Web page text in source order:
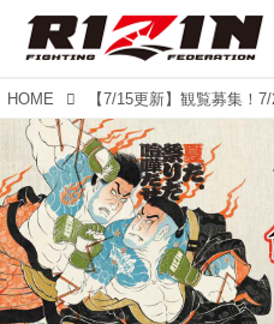
HOME